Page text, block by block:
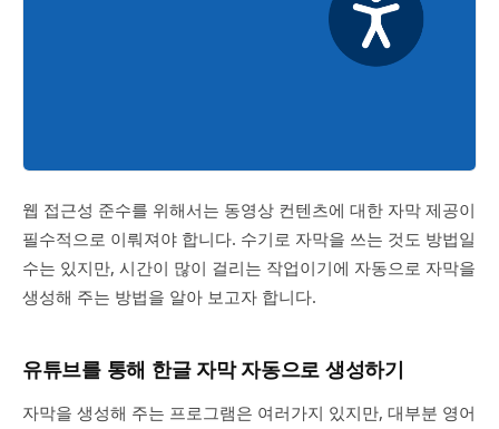
웹 접근성 준수를 위해서는 동영상 컨텐츠에 대한 자막 제공이
필수적으로 이뤄져야 합니다. 수기로 자막을 쓰는 것도 방법일
수는 있지만, 시간이 많이 걸리는 작업이기에 자동으로 자막을
생성해 주는 방법을 알아 보고자 합니다.
유튜브를 통해 한글 자막 자동으로 생성하기
자막을 생성해 주는 프로그램은 여러가지 있지만, 대부분 영어